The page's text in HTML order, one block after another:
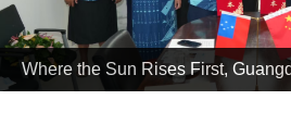
Where the Sun Rises First,